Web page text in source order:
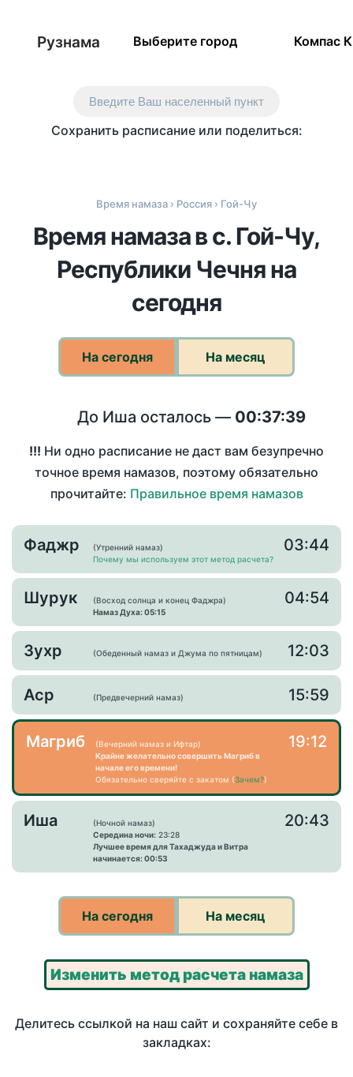
Рузнама Выберите город Компас
Введите Ваш населенный пункт
Сохранить расписание или поделиться:
Время намаза › Россия › Гой-Чу
Время намаза в с. Гой-Чу,
Республики Чечня на
сегодня
На сегодня На месяц
До Иша осталось — 00:37:39
!!! Ни одно расписание не даст вам безупречно
точное время намазов, поэтому обязательно
прочитайте: Правильное время намазов
Фаджр
(Утренний намаз)
Почему мы используем этот метод расчета?
03:44
Шурук
(Восход солнца и конец Фаджра)
Намаз Духа: 05:15
04:54
Зухр (Обеденный намаз и Джума по пятницам) 12:03
Аср (Предвечерний намаз) 15:59
Магриб
(Вечерний намаз и Ифтар)
Крайне желательно совершить Магриб в
начале его времени!
Обязательно сверяйте с закатом (Зачем?)
19:12
Иша
(Ночной намаз)
Середина ночи: 23:28
Лучшее время для Тахаджуда и Витра
начинается: 00:53
20:43
На сегодня На месяц
Изменить метод расчета намаза
Делитесь ссылкой на наш сайт и сохраняйте себе в
закладках: